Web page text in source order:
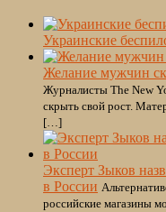
Украинские
Желание мужчин
Журналисты The New
скрыть свой рост.
[…]
Эксперт Зыков
в России
российские магазины